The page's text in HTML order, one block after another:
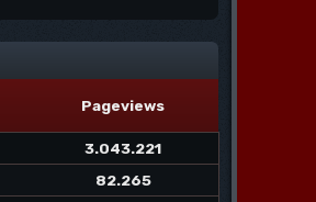
Pageviews
3.043.221
82.265